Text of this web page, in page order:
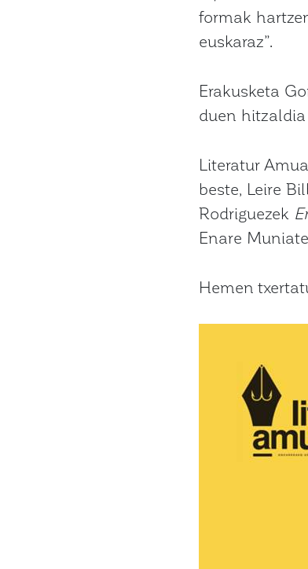
formak
euskaraz”.
Erakusketa
duen
Literatur
beste, Leire
Rodriguezek
Enare
Hemen